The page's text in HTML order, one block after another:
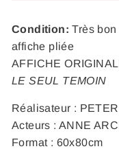
Condition: Très bon
affiche pliée
AFFICHE
LE SEUL TEMOIN
Réalisateur :
Acteurs : ANNE
Format : 60x80cm